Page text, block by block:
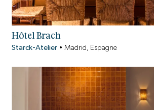
Hôtel Brach
Starck-Atelier • Madrid, Espagne